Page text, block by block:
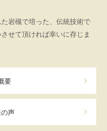
岩槻で培った、伝統技術で
せて頂ければ幸いに存じま
要
声